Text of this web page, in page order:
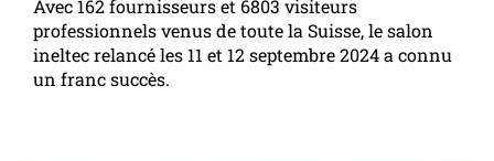
Avec 162 fournisseurs et 6803 visiteurs
professionnels venus de toute la Suisse, le salon
ineltec relancé les 11 et 12 septembre 2024 a connu
un franc succès.